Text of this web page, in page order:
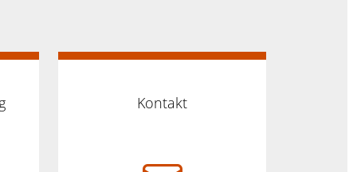
Kontakt